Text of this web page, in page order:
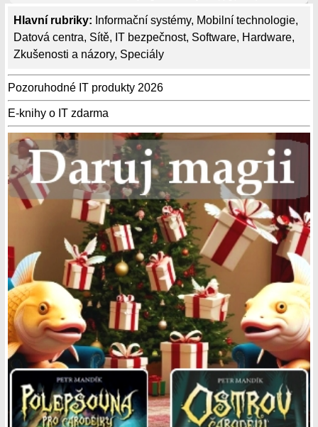
Hlavní rubriky: Informační systémy, Mobilní technologie,
Datová centra, Sítě, IT bezpečnost, Software, Hardware,
Zkušenosti a názory, Speciály
Pozoruhodné IT produkty 2026
E-knihy o IT zdarma